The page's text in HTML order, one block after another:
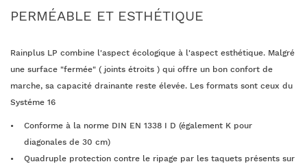
PERMÉABLE ET ESTHÉTIQUE
Rainplus LP combine l'aspect écologique à l'aspect esthétique. Malgré
une surface "fermée" ( joints étroits ) qui offre un bon confort de
marche, sa capacité drainante reste élevée. Les formats sont ceux du
Systéme 16
Conforme à la norme DIN EN 1338 I D (également K pour
diagonales de 30 cm)
Quadruple protection contre le ripage par les taquets présents sur